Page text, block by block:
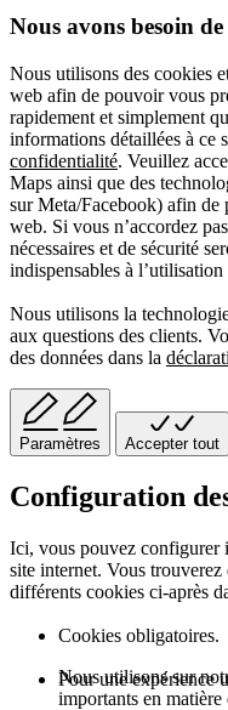
Nous avons besoin
Nous utilisons des cookies
web afin de pouvoir vous
rapidement et simplement
informations détaillées à ce
confidentialité. Veuillez
Maps ainsi que des
sur Meta/Facebook) afin
web. Si vous n’accordez
nécessaires et de sécurité
indispensables à l’utilisation
Nous utilisons la
aux questions des clients.
des données dans la
Paramètres Accepter tout
Configuration
Ici, vous pouvez configurer
site internet. Vous
différents cookies ci-après
Cookies obligatoires.
Nous utilisons sur
importants en
Pour une expérience